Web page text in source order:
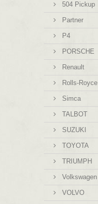
504 Pickup
Partner
P4
PORSCHE
Renault
Rolls-Royce
Simca
TALBOT
SUZUKI
TOYOTA
TRIUMPH
Volkswagen
VOLVO